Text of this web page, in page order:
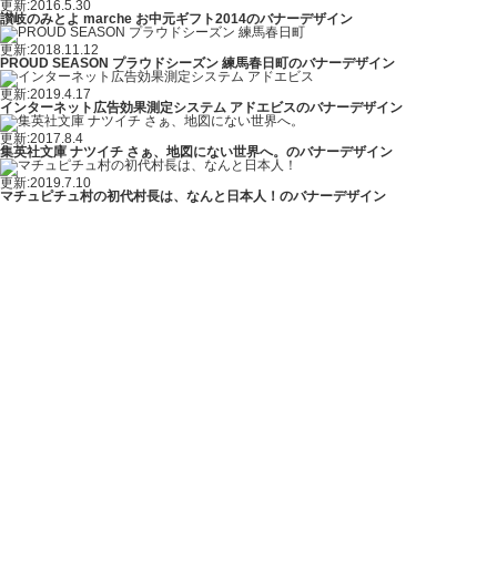
更新:2016.5.30
讃岐のみとよ marche お中元ギフト2014のバナーデザイン
更新:2018.11.12
PROUD SEASON プラウドシーズン 練馬春日町のバナーデザイン
更新:2019.4.17
インターネット広告効果測定システム アドエビスのバナーデザイン
更新:2017.8.4
集英社文庫 ナツイチ さぁ、地図にない世界へ。のバナーデザイン
更新:2019.7.10
マチュピチュ村の初代村長は、なんと日本人！のバナーデザイン